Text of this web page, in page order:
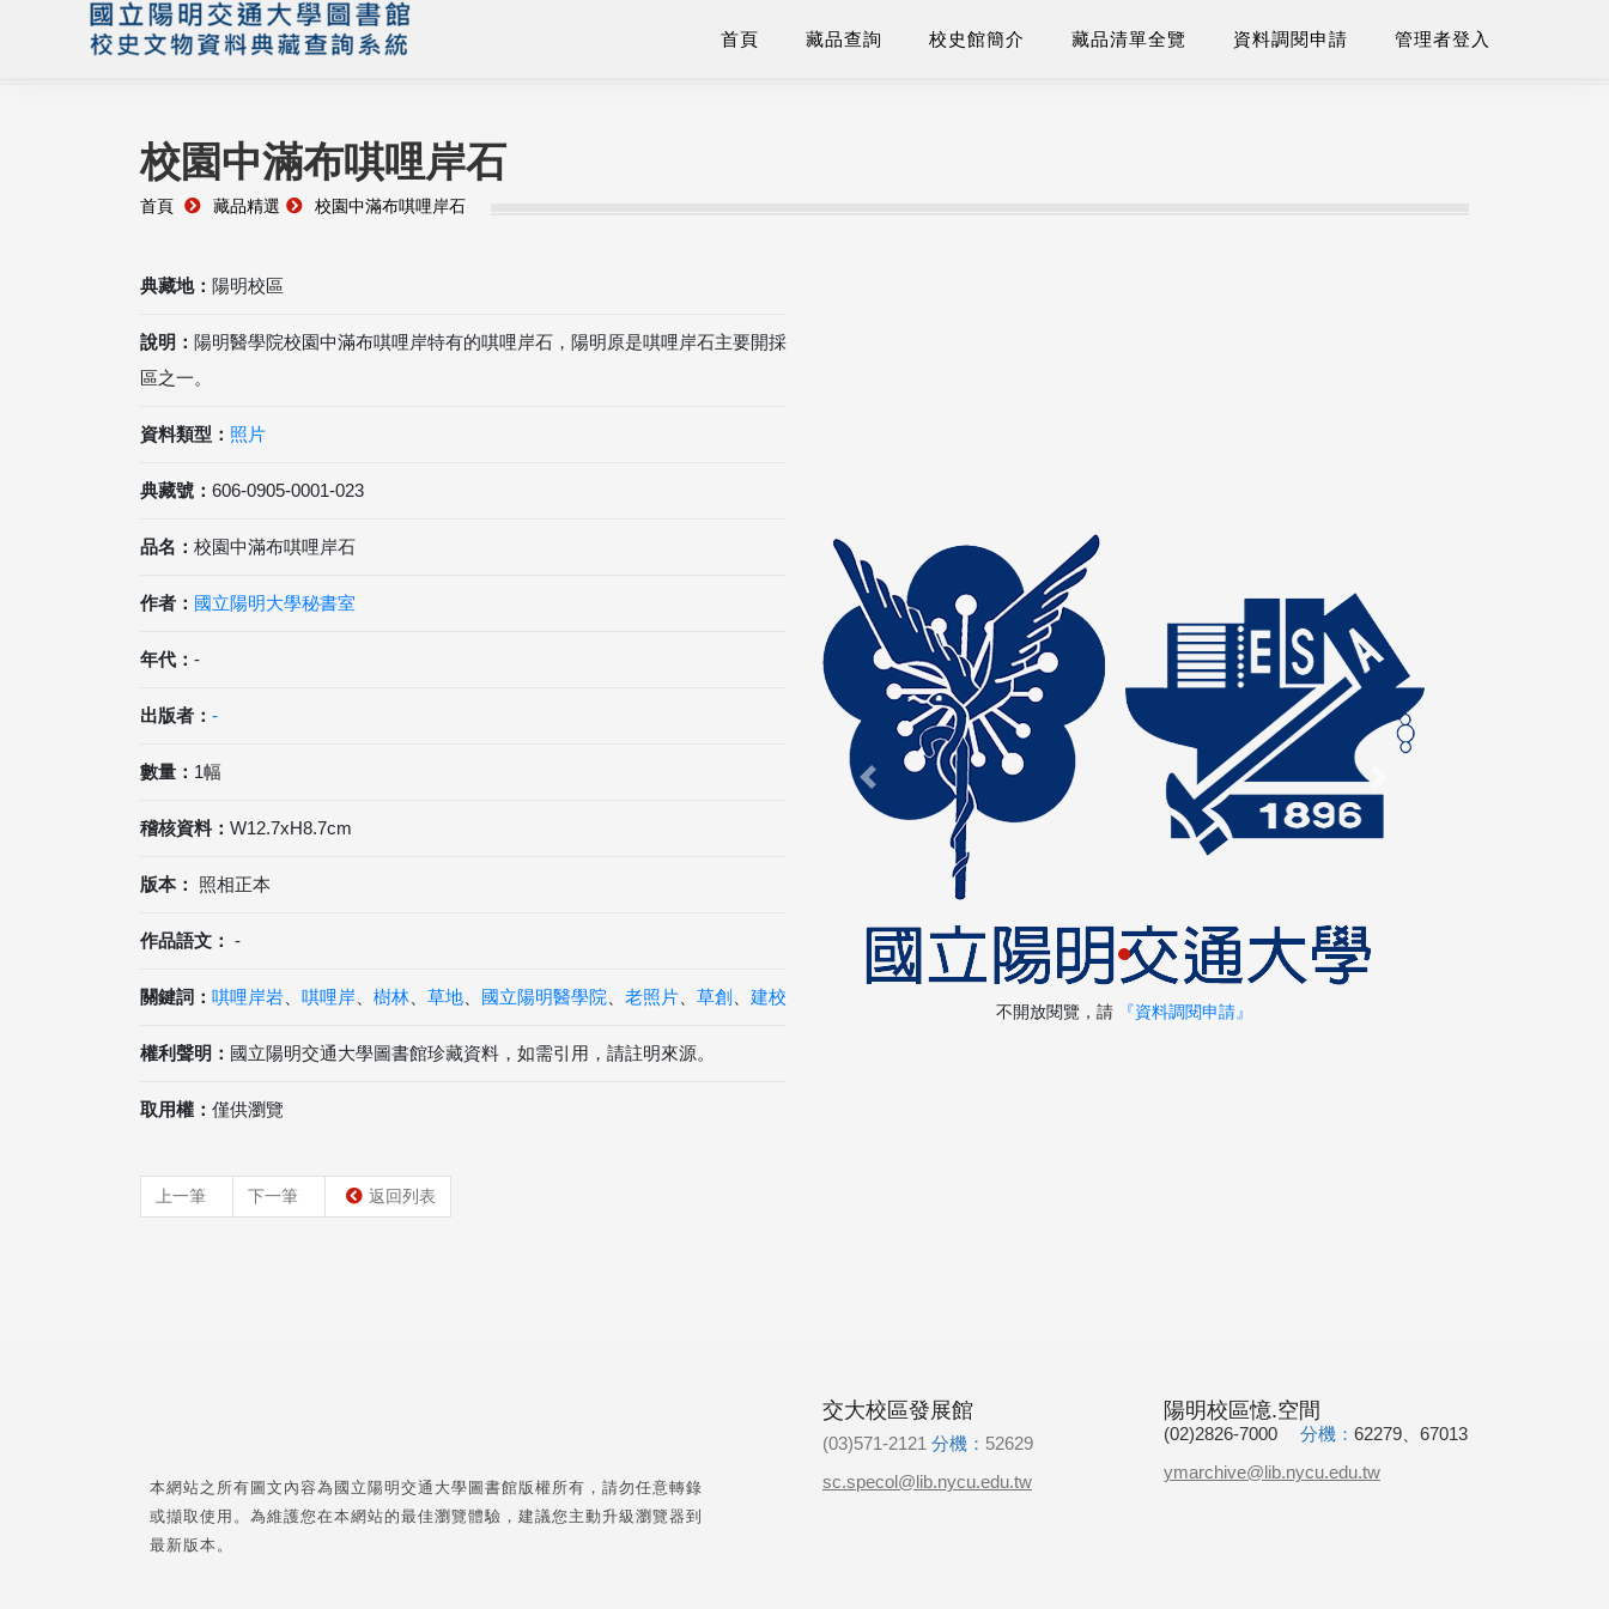
首頁 藏品查詢 校史館簡介 藏品清單全覽 資料調閱申請 管理者登入
校園中滿布唭哩岸石
首頁 藏品精選 校園中滿布唭哩岸石
典藏地： 陽明校區
說明： 陽明醫學院校園中滿布唭哩岸特有的唭哩岸石，陽明原是唭哩岸石主要開採
區之一。
資料類型： 照片
典藏號： 606-0905-0001-023
品名： 校園中滿布唭哩岸石
作者： 國立陽明大學秘書室
年代： -
出版者： -
數量： 1幅
稽核資料： W12.7xH8.7cm
版本： 照相正本
作品語文： -
關鍵詞： 唭哩岸岩 唭哩岸 樹林 草地 國立陽明醫學院 老照片 草創 建校
權利聲明： 國立陽明交通大學圖書館珍藏資料，如需引用，請註明來源。
取用權： 僅供瀏覽
上一筆 下一筆 返回列表
Previous
不開放閱覽，請 『資料調閱申請』
本網站之所有圖文內容為國立陽明交通大學圖書館版權所有，請勿任意轉錄
或擷取使用。為維護您在本網站的最佳瀏覽體驗，建議您主動升級瀏覽器到
最新版本。
交大校區發展館
(03)571-2121 分機： 52629
sc.specol@lib.nycu.edu.tw
陽明校區憶.空間
(02)2826-7000 分機： 62279、67013
ymarchive@lib.nycu.edu.tw